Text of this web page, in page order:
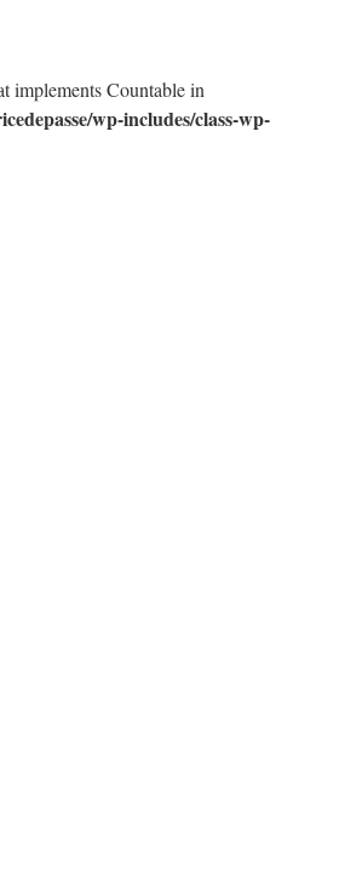
implements Countable in
wp-includes/class-wp-